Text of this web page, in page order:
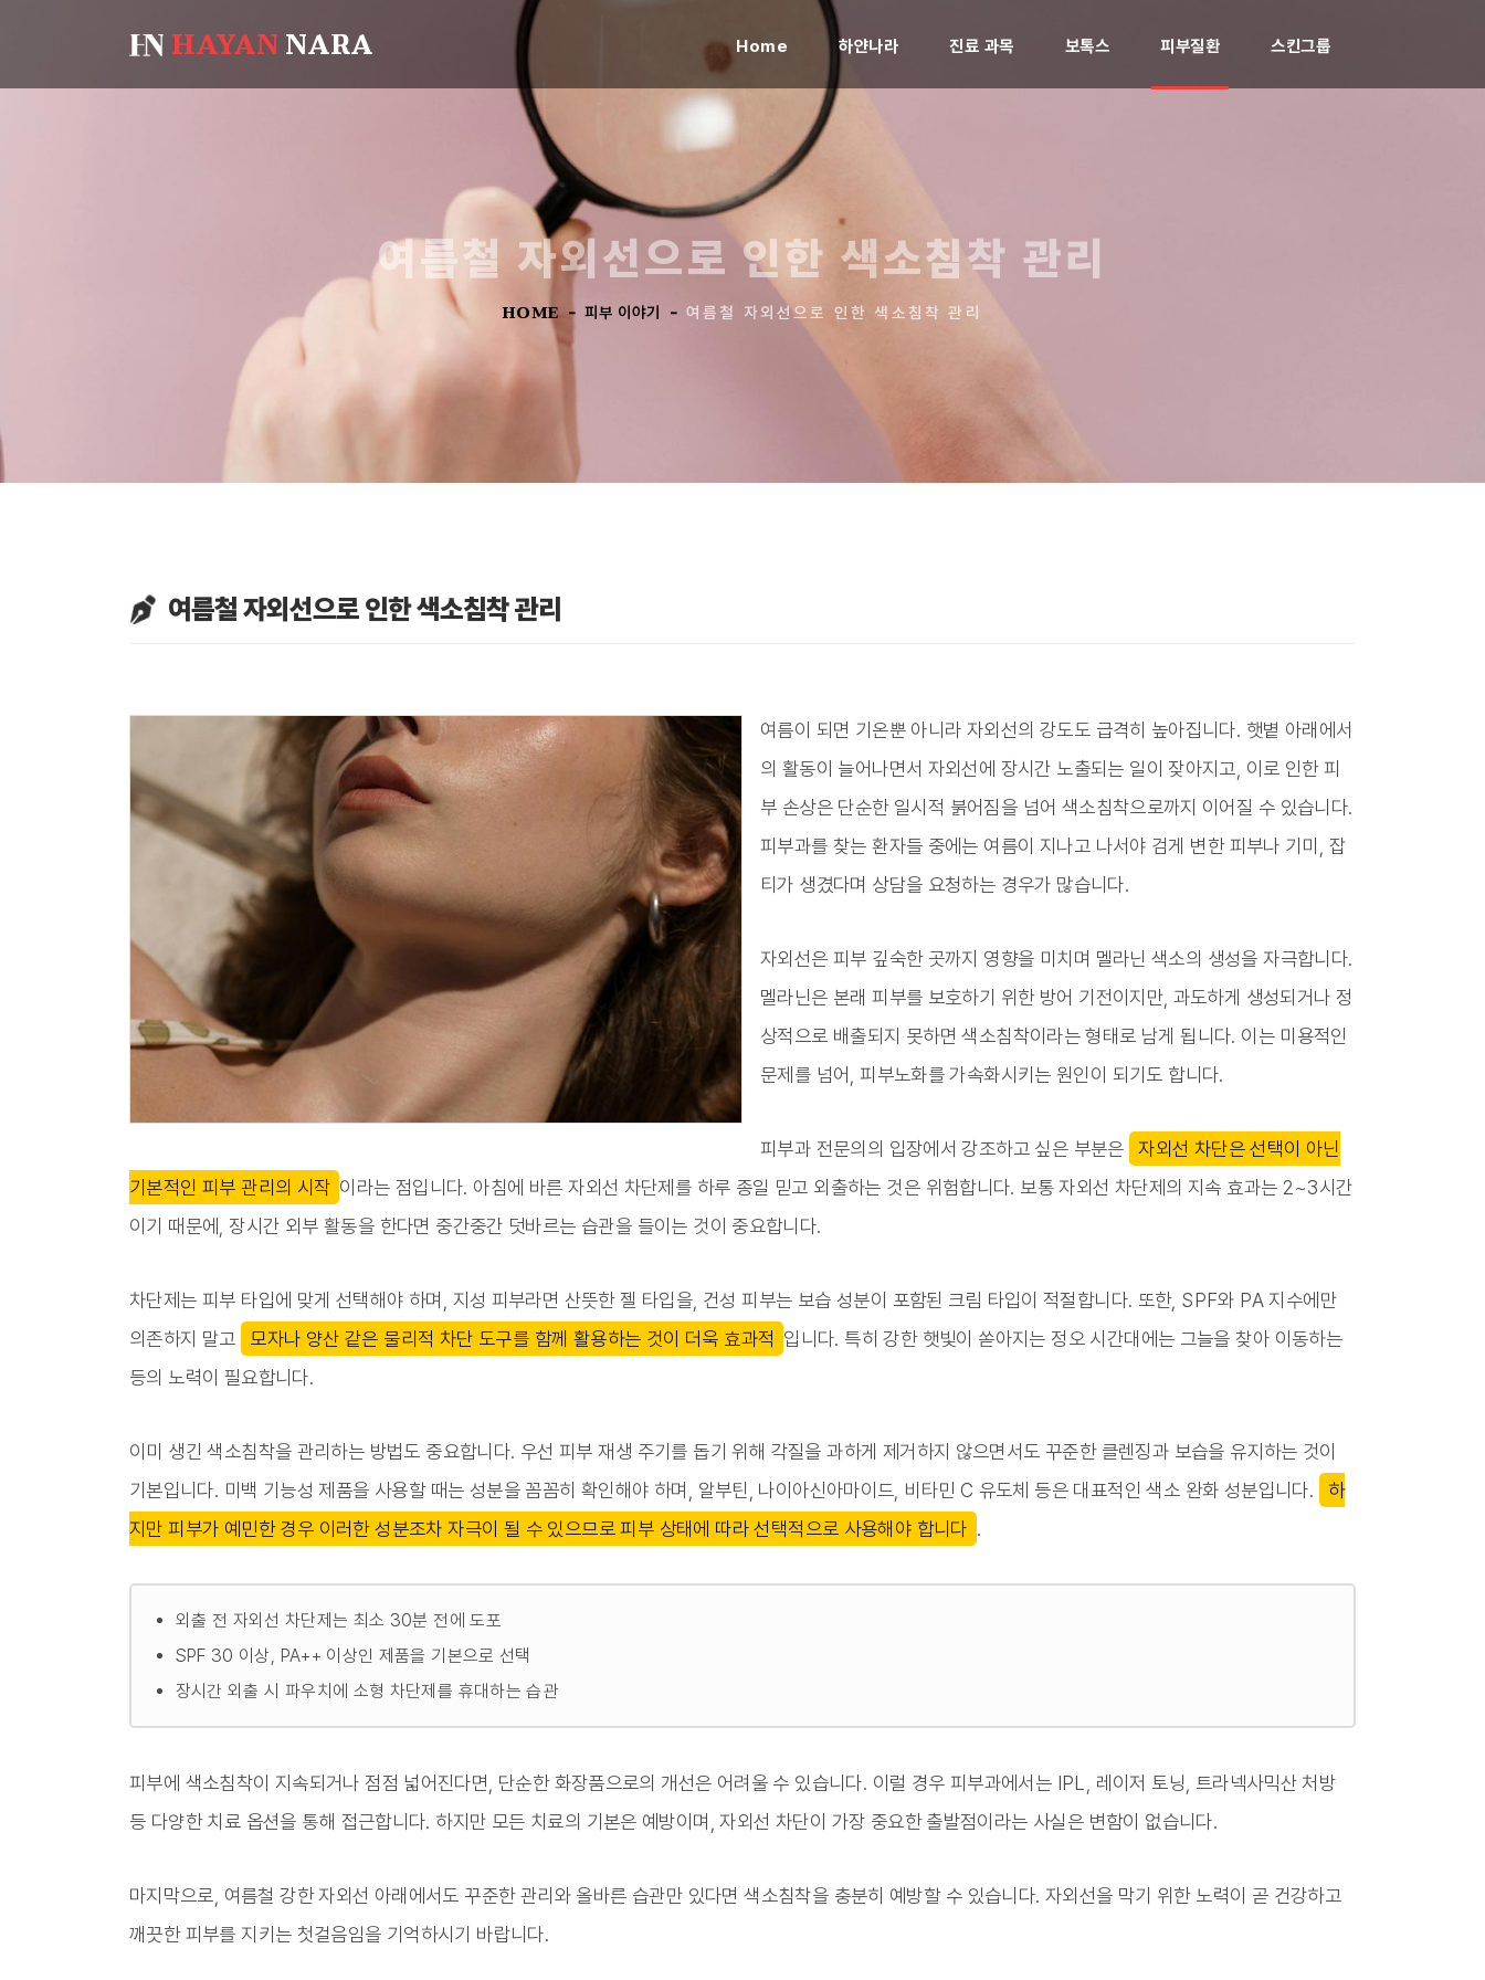
HAYANNARA Home (current)하얀나라 진료 과목 보톡스 피부질환 스킨그룹
여름철 자외선으로 인한 색소침착 관리
HOME -피부 이야기 - 여름철 자외선으로 인한 색소침착 관리
여름철 자외선으로 인한 색소침착 관리
여름이 되면 기온뿐 아니라 자외선의 강도도 급격히 높아집니다. 햇볕 아래에서
의 활동이 늘어나면서 자외선에 장시간 노출되는 일이 잦아지고, 이로 인한 피
부 손상은 단순한 일시적 붉어짐을 넘어 색소침착으로까지 이어질 수 있습니다.
피부과를 찾는 환자들 중에는 여름이 지나고 나서야 검게 변한 피부나 기미, 잡
티가 생겼다며 상담을 요청하는 경우가 많습니다.
자외선은 피부 깊숙한 곳까지 영향을 미치며 멜라닌 색소의 생성을 자극합니다.
멜라닌은 본래 피부를 보호하기 위한 방어 기전이지만, 과도하게 생성되거나 정
상적으로 배출되지 못하면 색소침착이라는 형태로 남게 됩니다. 이는 미용적인
문제를 넘어, 피부노화를 가속화시키는 원인이 되기도 합니다.
피부과 전문의의 입장에서 강조하고 싶은 부분은
자외선 차단은 선택이 아닌
기본적인 피부 관리의 시작 이라는 점입니다. 아침에 바른 자외선 차단제를 하루 종일 믿고 외출하는 것은 위험합니다. 보통 자외선 차단제의 지속 효과는 2~3시간
이기 때문에, 장시간 외부 활동을 한다면 중간중간 덧바르는 습관을 들이는 것이 중요합니다.
차단제는 피부 타입에 맞게 선택해야 하며, 지성 피부라면 산뜻한 젤 타입을, 건성 피부는 보습 성분이 포함된 크림 타입이 적절합니다. 또한, SPF와 PA 지수에만
의존하지 말고
모자나 양산 같은 물리적 차단 도구를 함께 활용하는 것이 더욱 효과적 입니다. 특히 강한 햇빛이 쏟아지는 정오 시간대에는 그늘을 찾아 이동하는
등의 노력이 필요합니다.
이미 생긴 색소침착을 관리하는 방법도 중요합니다. 우선 피부 재생 주기를 돕기 위해 각질을 과하게 제거하지 않으면서도 꾸준한 클렌징과 보습을 유지하는 것이
기본입니다. 미백 기능성 제품을 사용할 때는 성분을 꼼꼼히 확인해야 하며, 알부틴, 나이아신아마이드, 비타민 C 유도체 등은 대표적인 색소 완화 성분입니다.
하
지만 피부가 예민한 경우 이러한 성분조차 자극이 될 수 있으므로 피부 상태에 따라 선택적으로 사용해야 합니다 .
외출 전 자외선 차단제는 최소 30분 전에 도포
SPF 30 이상, PA++ 이상인 제품을 기본으로 선택
장시간 외출 시 파우치에 소형 차단제를 휴대하는 습관
피부에 색소침착이 지속되거나 점점 넓어진다면, 단순한 화장품으로의 개선은 어려울 수 있습니다. 이럴 경우 피부과에서는 IPL, 레이저 토닝, 트라넥사믹산 처방
등 다양한 치료 옵션을 통해 접근합니다. 하지만 모든 치료의 기본은 예방이며, 자외선 차단이 가장 중요한 출발점이라는 사실은 변함이 없습니다.
마지막으로, 여름철 강한 자외선 아래에서도 꾸준한 관리와 올바른 습관만 있다면 색소침착을 충분히 예방할 수 있습니다. 자외선을 막기 위한 노력이 곧 건강하고
깨끗한 피부를 지키는 첫걸음임을 기억하시기 바랍니다.